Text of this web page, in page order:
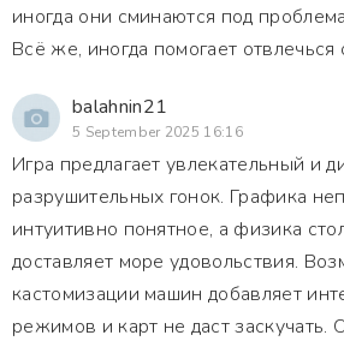
иногда они сминаются под
Всё же, иногда помогает отвлечься
balahnin21
5 September 2025 16:16
Игра предлагает увлекательный и
разрушительных гонок. Графика
интуитивно понятное, а физика
доставляет море удовольствия.
кастомизации машин добавляет
режимов и карт не даст заскучать.